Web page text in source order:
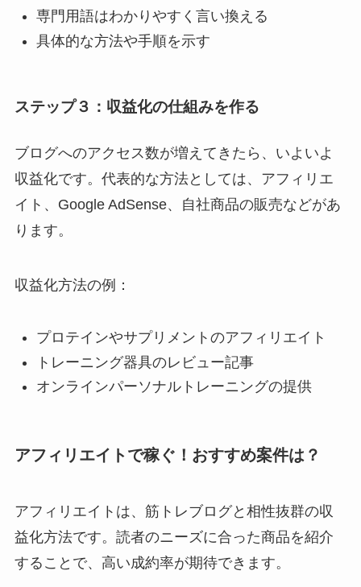
専門用語はわかりやすく言い換える
具体的な方法や手順を示す
ステップ３： 収益化の仕組みを作る
ブログへのアクセス数が増えてきたら、いよいよ
収益化です。代表的な方法としては、アフィリエ
イト、Google AdSense、自社商品の販売などがあ
ります。
収益化方法の例：
プロテインやサプリメントのアフィリエイト
トレーニング器具のレビュー記事
オンラインパーソナルトレーニングの提供
アフィリエイトで稼ぐ！おすすめ案件は？
アフィリエイトは、筋トレブログと相性抜群の収
益化方法です。読者のニーズに合った商品を紹介
することで、高い成約率が期待できます。